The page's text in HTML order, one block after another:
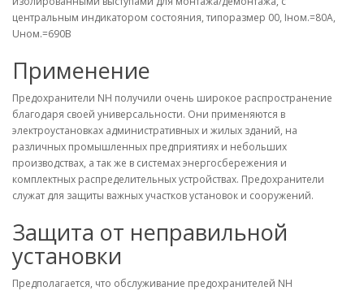
центральным индикатором состояния, типоразмер 00, Iном.=80A,
Uном.=690В
Применение
Предохранители NH получили очень широкое распространение
благодаря своей универсальности. Они применяются в
электроустановках административных и жилых зданий, на
различных промышленных предприятиях и небольших
производствах, а так же в системах энергосбережения и
комплектных распределительных устройствах. Предохранители
служат для защиты важных участков установок и сооружений.
Защита от неправильной
установки
Предполагается, что обслуживание предохранителей NH